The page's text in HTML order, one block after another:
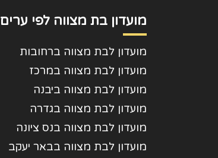
מועדון בת מצווה לפי ערים
מועדון לבת מצווה ברחובות
מועדון לבת מצווה במרכז
מועדון לבת מצווה ביבנה
מועדון לבת מצווה בגדרה
מועדון לבת מצווה בנס ציונה
מועדון לבת מצווה בבאר יעקב